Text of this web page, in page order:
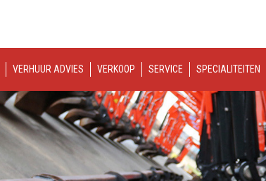
VERHUUR ADVIES VERKOOP SERVICE SPECIALITEITEN